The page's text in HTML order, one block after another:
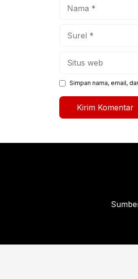
Simpan nama, email,